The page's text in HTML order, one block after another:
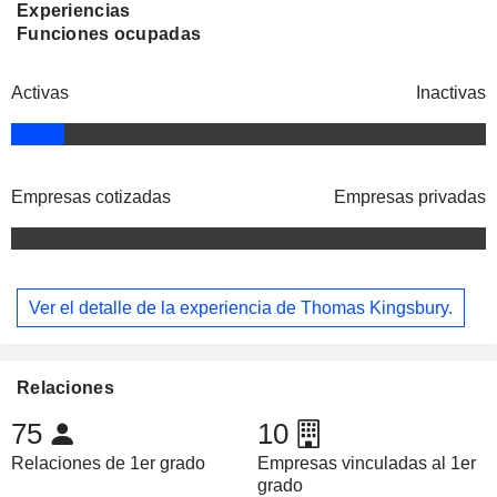
Experiencias
Funciones ocupadas
Activas Inactivas
Empresas cotizadas Empresas privadas
Ver el detalle de la experiencia de Thomas Kingsbury.
Relaciones
75
Relaciones de 1er grado
10
Empresas vinculadas al 1er
grado